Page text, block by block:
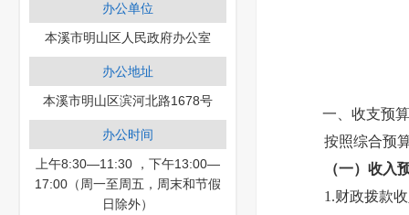
办公单位
本溪市明山区人民政府办公室
办公地址
本溪市明山区滨河北路1678号
办公时间
上午8:30—11:30 ，下午13:00—
17:00（周一至周五，周末和节假
日除外）
一、收支预
按照综合预
（一）收入
1.财政拨款